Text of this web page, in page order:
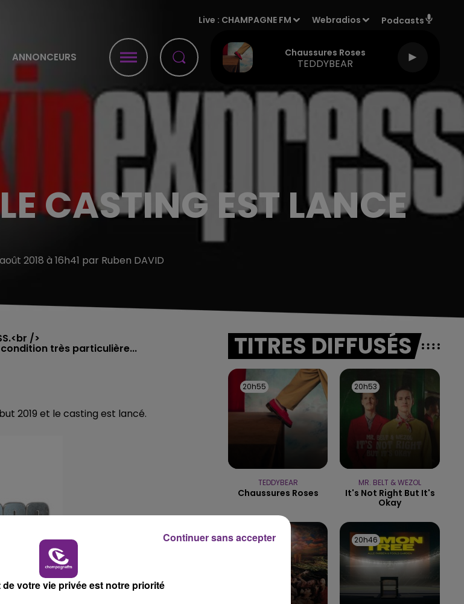
ANNONCEURS
Live : CHAMPAGNE FM Webradios Podcasts
Chaussures Roses
TEDDYBEAR
FAMILLE
10h00 - 14h00
LE TICKET DE CAISSE
CASTING EST LANCE
2018 à 16h41 par Ruben DAVID
/>
très particulière...
2019 et le casting est lancé.
TITRES DIFFUSÉS
20h55
20h55
TEDDYBEAR
Chaussures Roses
20h53
20h53
MR. BELT & WEZOL
It's Not Right But It's
Okay
20h49
20h49 20h46
20h46
de votre vie privée est notre priorité
Continuer sans accepter